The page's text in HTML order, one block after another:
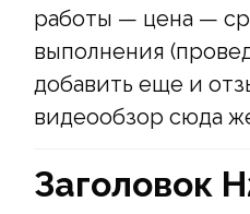
работы — цена —
выполнения
добавить еще и
видеообзор сюда
Заголовок